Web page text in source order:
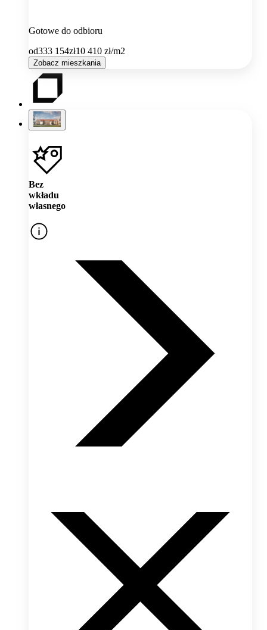
Gotowe do odbioru
od333 154zł10 410 zł/m2
Zobacz mieszkania
Bez
wkładu
własnego